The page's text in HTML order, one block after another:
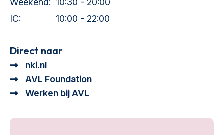
IC:
10:00 - 22:00
Direct naar
nki.nl
AVL Foundation
Werken bij AVL